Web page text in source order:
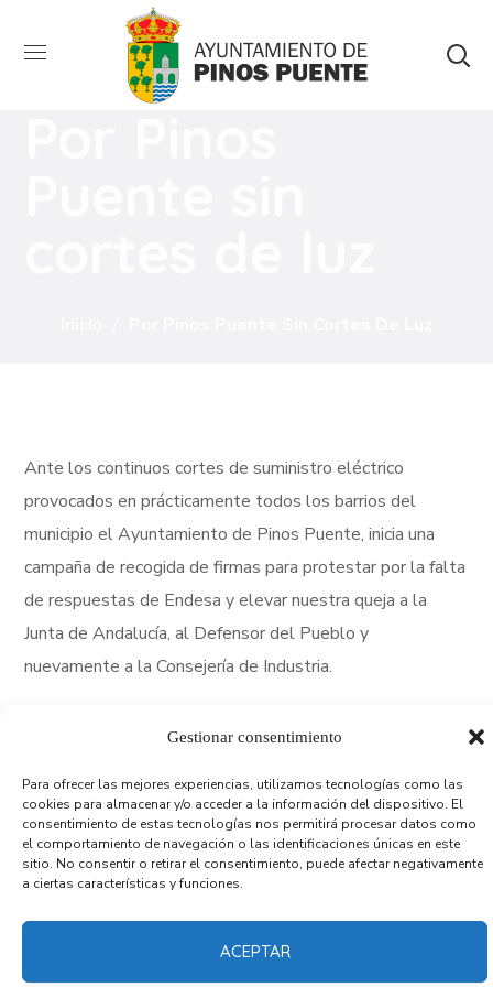
Gestionar consentimiento
Para ofrecer las mejores experiencias, utilizamos tecnologías como las
cookies para almacenar y/o acceder a la información del dispositivo. El
consentimiento de estas tecnologías nos permitirá procesar datos como
el comportamiento de navegación o las identificaciones únicas en este
sitio. No consentir o retirar el consentimiento, puede afectar negativamente
a ciertas características y funciones.
ACEPTAR
Ante los continuos cortes de suministro eléctrico
provocados en prácticamente todos los barrios del
municipio el Ayuntamiento de Pinos Puente, inicia una
campaña de recogida de firmas para protestar por la falta
de respuestas de Endesa y elevar nuestra queja a la
Junta de Andalucía, al Defensor del Pueblo y
nuevamente a la Consejería de Industria.
¡Por Pinos Puente sin cortes de luz!
Entra y firma tu petición en el siguiente enlace:
Change.org